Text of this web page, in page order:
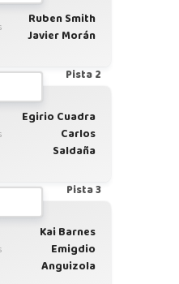
Ruben Smith
Javier Morán
Pista 2
Egirio Cuadra
Carlos
Saldaña
Pista 3
Kai Barnes
Emigdio
Anguizola